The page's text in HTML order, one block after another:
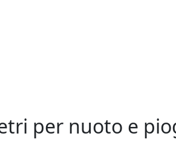
per nuoto e